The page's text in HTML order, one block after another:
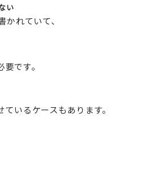
い
かれていて、
です。
いるケースもあります。